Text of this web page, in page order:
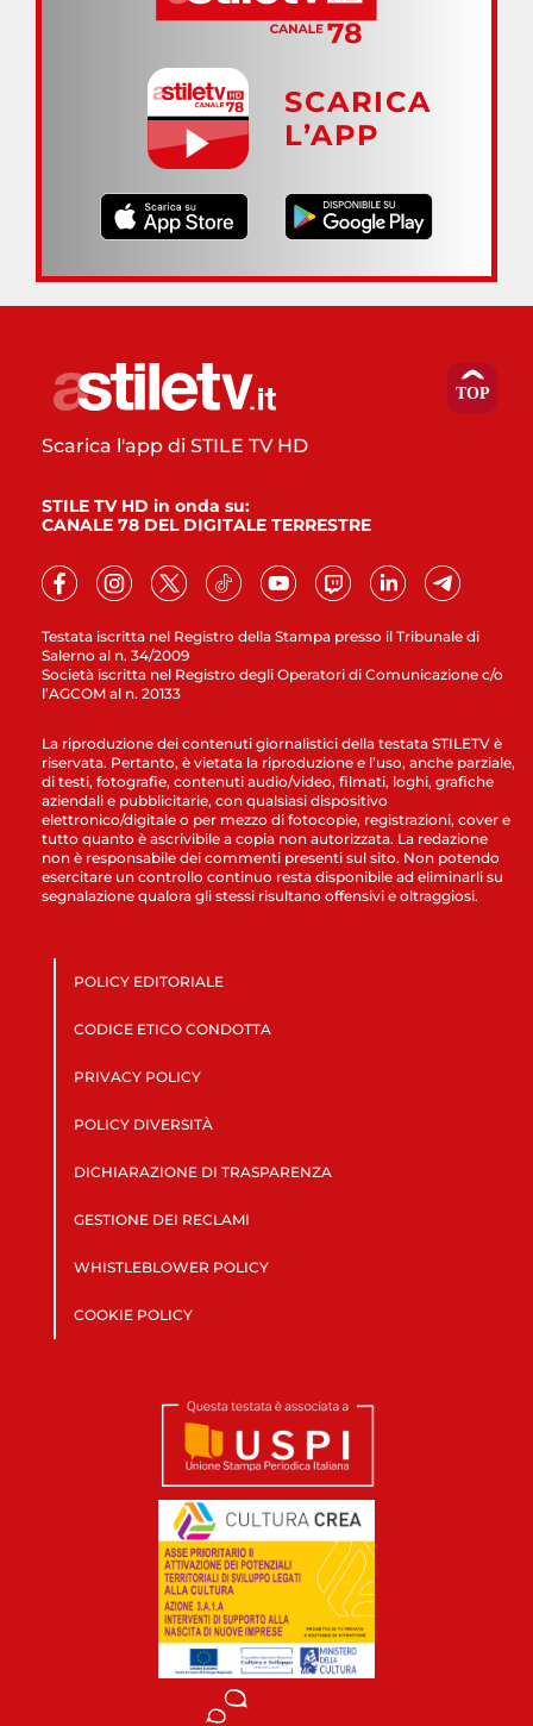
SCARICA
L’APP
Testata iscritta nel Registro della Stampa presso il Tribunale di
Salerno al n. 34/2009
Società iscritta nel Registro degli Operatori di Comunicazione c/o
l’AGCOM al n. 20133
Scarica l'app di STILE TV HD
STILE TV HD in onda su:
CANALE 78 DEL DIGITALE TERRESTRE
La riproduzione dei contenuti giornalistici della testata STILETV è
riservata. Pertanto, è vietata la riproduzione e l’uso, anche parziale,
di testi, fotografie, contenuti audio/video, filmati, loghi, grafiche
aziendali e pubblicitarie, con qualsiasi dispositivo
elettronico/digitale o per mezzo di fotocopie, registrazioni, cover e
tutto quanto è ascrivibile a copia non autorizzata. La redazione
non è responsabile dei commenti presenti sul sito. Non potendo
esercitare un controllo continuo resta disponibile ad eliminarli su
segnalazione qualora gli stessi risultano offensivi e oltraggiosi.
POLICY EDITORIALE
CODICE ETICO CONDOTTA
PRIVACY POLICY
POLICY DIVERSITÀ
DICHIARAZIONE DI TRASPARENZA
GESTIONE DEI RECLAMI
WHISTLEBLOWER POLICY
COOKIE POLICY